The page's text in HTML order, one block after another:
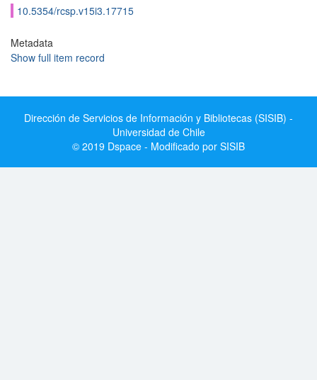
10.5354/rcsp.v15i3.17715
Metadata
Show full item record
Dirección de Servicios de Información y Bibliotecas (SISIB) -
Universidad de Chile
© 2019 Dspace - Modificado por SISIB